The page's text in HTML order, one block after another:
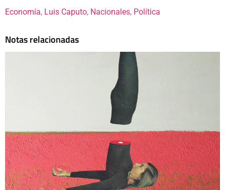
Economía, Luis Caputo, Nacionales, Política
Notas relacionadas